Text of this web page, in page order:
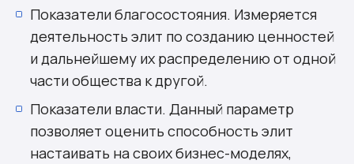
Показатели благосостояния. Измеряется
деятельность элит по созданию ценностей
и дальнейшему их распределению от одной
части общества к другой.
Показатели власти. Данный параметр
позволяет оценить способность элит
настаивать на своих бизнес-моделях,